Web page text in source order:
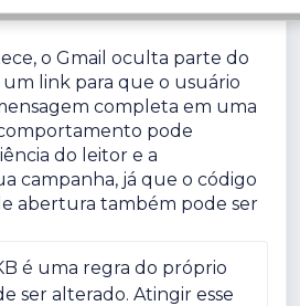
o Gmail oculta parte do
link para que o usuário
completa em uma
pode
do leitor e a
campanha, já que o código
abertura também pode ser
é uma regra do próprio
ser alterado. Atingir esse